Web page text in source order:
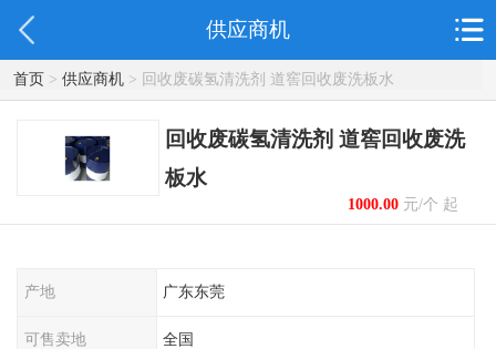
供应商机
首页> 供应商机> 回收废碳氢清洗剂 道窖回收废洗板水
回收废碳氢清洗剂 道窖回收废洗
板水
1000.00元/个 起
产地 广东东莞
可售卖地 全国